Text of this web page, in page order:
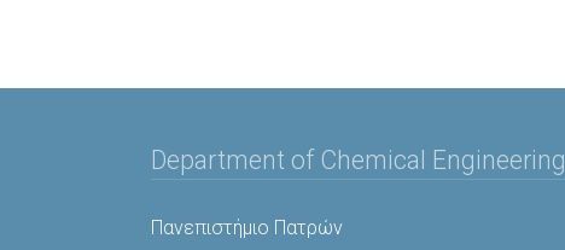
Department of Chemical Engineering
Πανεπιστήμιο Πατρών